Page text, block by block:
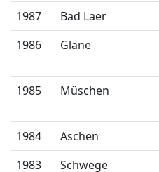
1987
Bad Laer
1986
Glane
1985 Müschen
1984 Aschen
1983
Schwege